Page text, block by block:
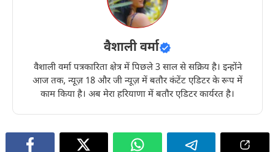
वैशाली वर्मा
वैशाली वर्मा पत्रकारिता क्षेत्र में पिछले 3 साल से सक्रिय है। इन्होंने
आज तक, न्यूज़ 18 और जी न्यूज़ में बतौर कंटेंट एडिटर के रूप में
काम किया है। अब मेरा हरियाणा में बतौर एडिटर कार्यरत है।